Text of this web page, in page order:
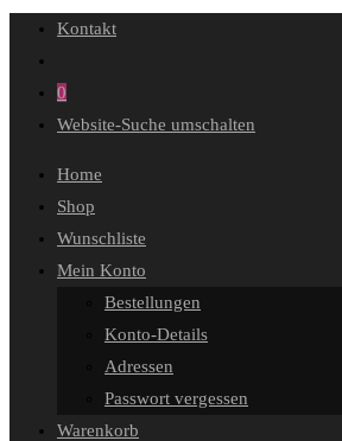
Kontakt
0
Website-Suche umschalten
Home
Shop
Wunschliste
Mein Konto
Bestellungen
Konto-Details
Adressen
Passwort vergessen
Warenkorb